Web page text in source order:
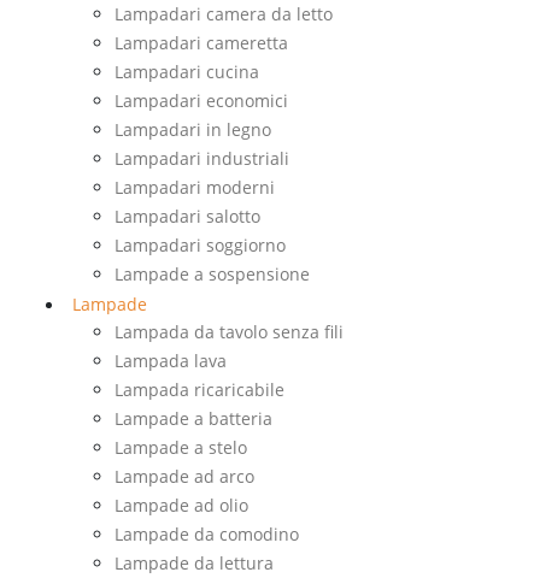
Lampadari camera da letto
Lampadari cameretta
Lampadari cucina
Lampadari economici
Lampadari in legno
Lampadari industriali
Lampadari moderni
Lampadari salotto
Lampadari soggiorno
Lampade a sospensione
Lampade
Lampada da tavolo senza fili
Lampada lava
Lampada ricaricabile
Lampade a batteria
Lampade a stelo
Lampade ad arco
Lampade ad olio
Lampade da comodino
Lampade da lettura